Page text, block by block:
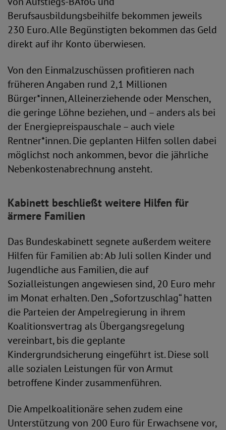
Berufsausbildungsbeihilfe bekommen jeweils
230 Euro. Alle Begünstigten bekommen das Geld
direkt auf ihr Konto überwiesen.
Von den Einmalzuschüssen profitieren nach
früheren Angaben rund 2,1 Millionen
Bürger*innen, Alleinerziehende oder Menschen,
die geringe Löhne beziehen, und – anders als bei
der Energiepreispauschale – auch viele
Rentner*innen. Die geplanten Hilfen sollen dabei
möglichst noch ankommen, bevor die jährliche
Nebenkostenabrechnung ansteht.
Kabinett beschließt weitere Hilfen für
ärmere Familien
Das Bundeskabinett segnete außerdem weitere
Hilfen für Familien ab: Ab Juli sollen Kinder und
Jugendliche aus Familien, die auf
Sozialleistungen angewiesen sind, 20 Euro mehr
im Monat erhalten. Den „Sofortzuschlag“ hatten
die Parteien der Ampelregierung in ihrem
Koalitionsvertrag als Übergangsregelung
vereinbart, bis die geplante
Kindergrundsicherung eingeführt ist. Diese soll
alle sozialen Leistungen für von Armut
betroffene Kinder zusammenführen.
Die Ampelkoalitionäre sehen zudem eine
Unterstützung von 200 Euro für Erwachsene vor,